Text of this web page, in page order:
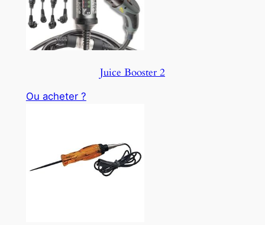
Juice Booster 2
Ou acheter ?